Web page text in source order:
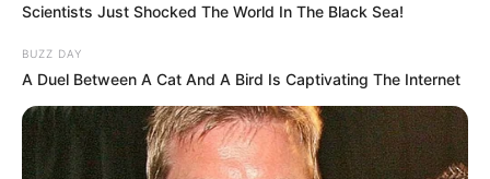
Scientists Just Shocked The World In The Black Sea!
BUZZ DAY
A Duel Between A Cat And A Bird Is Captivating The Internet